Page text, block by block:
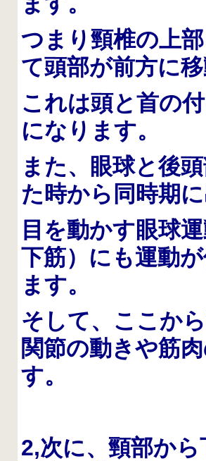
つまり頸椎の上
て頭部が前方に
これは頭と首の
になります。
また、眼球と後
た時から同時期
目を動かす眼球
下筋）にも運動
ます。
そして、ここか
関節の動きや筋
す。
2,次に、頸部か